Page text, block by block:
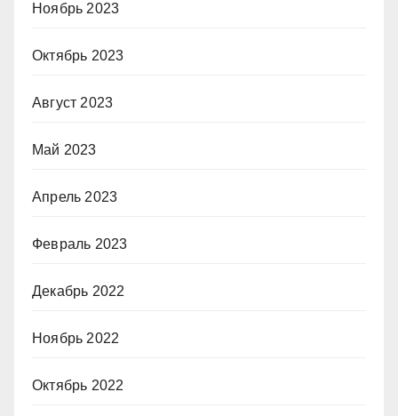
Ноябрь 2023
Октябрь 2023
Август 2023
Май 2023
Апрель 2023
Февраль 2023
Декабрь 2022
Ноябрь 2022
Октябрь 2022